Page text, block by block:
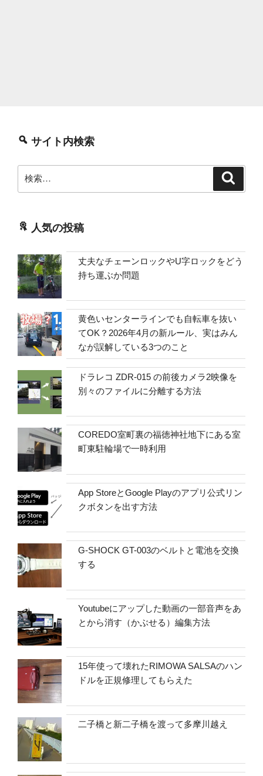
サイト内検索
索:
人気の投稿
丈夫なチェーンロックやU字ロックをどう
持ち運ぶか問題
黄色いセンターラインでも自転車を抜い
てOK？2026年4月の新ルール、実はみん
なが誤解している3つのこと
ドラレコ ZDR-015 の前後カメラ2映像を
別々のファイルに分離する方法
COREDO室町裏の福徳神社地下にある室
町東駐輪場で一時利用
App StoreとGoogle Playのアプリ公式リン
クボタンを出す方法
G-SHOCK GT-003のベルトと電池を交換
する
Youtubeにアップした動画の一部音声をあ
とから消す（かぶせる）編集方法
15年使って壊れたRIMOWA SALSAのハン
ドルを正規修理してもらえた
二子橋と新二子橋を渡って多摩川越え